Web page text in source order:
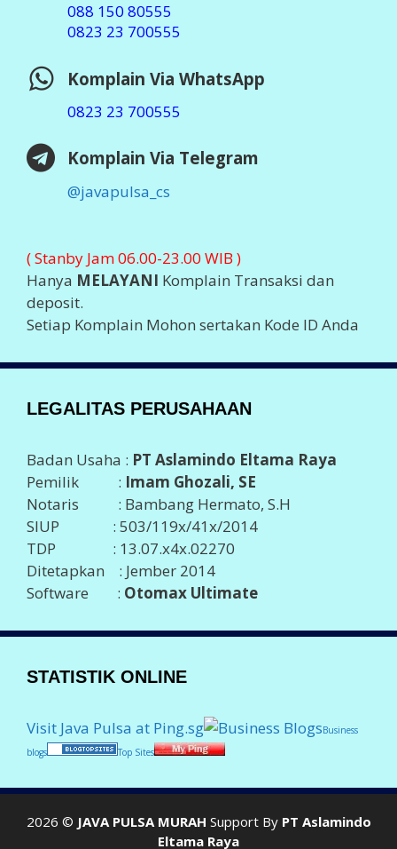
088 150 80555
0823 23 700555
Komplain Via WhatsApp
0823 23 700555
Komplain Via Telegram
@javapulsa_cs
( Stanby Jam 06.00-23.00 WIB )
Hanya MELAYANI Komplain Transaksi dan
deposit.
Setiap Komplain Mohon sertakan Kode ID Anda
LEGALITAS PERUSAHAAN
Badan Usaha : PT Aslamindo Eltama Raya
Pemilik : Imam Ghozali, SE
Notaris : Bambang Hermato, S.H
SIUP : 503/119x/41x/2014
TDP : 13.07.x4x.02270
Ditetapkan : Jember 2014
Software : Otomax Ultimate
STATISTIK ONLINE
Visit Java Pulsa at Ping.sg
Business
blogs
Top Sites
2026 © JAVA PULSA MURAH Support By PT Aslamindo
Eltama Raya